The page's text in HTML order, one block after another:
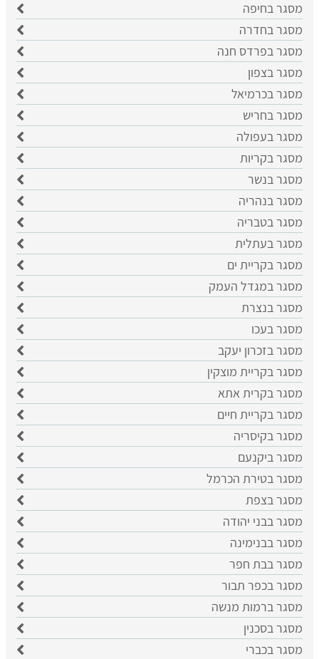
מסגר בחיפה
מסגר בחדרה
מסגר בפרדס חנה
מסגר בצפון
מסגר בכרמיאל
מסגר בחריש
מסגר בעפולה
מסגר בקריות
מסגר בנשר
מסגר בנהריה
מסגר בטבריה
מסגר בעתלית
מסגר בקריית ים
מסגר במגדל העמק
מסגר בנצרת
מסגר בעכו
מסגר בזכרון יעקב
מסגר בקריית מוצקין
מסגר בקרית אתא
מסגר בקריית חיים
מסגר בקיסריה
מסגר ביקנעם
מסגר בטירת הכרמל
מסגר בצפת
מסגר בבני יהודה
מסגר בבנימינה
מסגר בבת חפר
מסגר בכפר תבור
מסגר ברמות מנשה
מסגר בסכנין
מסגר בכברי